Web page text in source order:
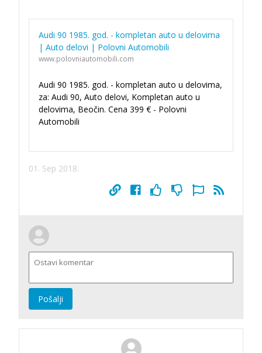
Audi 90 1985. god. - kompletan auto u delovima
| Auto delovi | Polovni Automobili
www.polovniautomobili.com
Audi 90 1985. god. - kompletan auto u delovima,
za: Audi 90, Auto delovi, Kompletan auto u
delovima, Beočin. Cena 399 € - Polovni
Automobili
01. Sep 2018.
Pošalji